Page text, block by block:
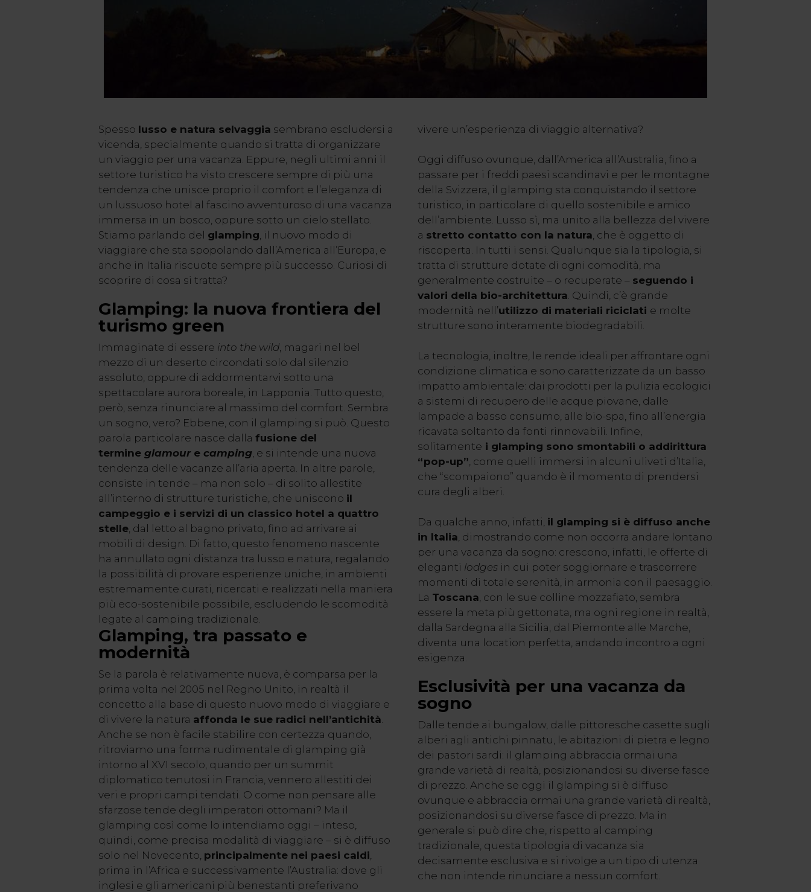
Spesso lusso e natura selvaggia sembrano escludersi a
vicenda, specialmente quando si tratta di organizzare
un viaggio per una vacanza. Eppure, negli ultimi anni il
settore turistico ha visto crescere sempre di più una
tendenza che unisce proprio il comfort e l’eleganza di
un lussuoso hotel al fascino avventuroso di una vacanza
immersa in un bosco, oppure sotto un cielo stellato.
Stiamo parlando del glamping , il nuovo modo di
viaggiare che sta spopolando dall’America all’Europa, e
anche in Italia riscuote sempre più successo. Curiosi di
scoprire di cosa si tratta?
Glamping: la nuova frontiera del
turismo green
Immaginate di essere into the wild, magari nel bel
mezzo di un deserto circondati solo dal silenzio
assoluto, oppure di addormentarvi sotto una
spettacolare aurora boreale, in Lapponia. Tutto questo,
però, senza rinunciare al massimo del comfort. Sembra
un sogno, vero? Ebbene, con il glamping si può. Questo
parola particolare nasce dalla fusione del
termine glamoure camping, e si intende una nuova
tendenza delle vacanze all’aria aperta. In altre parole,
consiste in tende – ma non solo – di solito allestite
all’interno di strutture turistiche, che uniscono il
campeggio e i servizi di un classico hotel a quattro
stelle, dal letto al bagno privato, fino ad arrivare ai
mobili di design. Di fatto, questo fenomeno nascente
ha annullato ogni distanza tra lusso e natura, regalando
la possibilità di provare esperienze uniche, in ambienti
estremamente curati, ricercati e realizzati nella maniera
più eco-sostenibile possibile, escludendo le scomodità
legate al camping tradizionale.
Glamping, tra passato e
modernità
Se la parola è relativamente nuova, è comparsa per la
prima volta nel 2005 nel Regno Unito, in realtà il
concetto alla base di questo nuovo modo di viaggiare e
di vivere la natura affonda le sue radici nell’antichità
Anche se non è facile stabilire con certezza quando,
ritroviamo una forma rudimentale di glamping già
intorno al XVI secolo, quando per un summit
diplomatico tenutosi in Francia, vennero allestiti dei
veri e propri campi tendati. O come non pensare alle
sfarzose tende degli imperatori ottomani? Ma il
glamping così come lo intendiamo oggi – inteso,
quindi, come precisa modalità di viaggiare – si è diffuso
solo nel Novecento, principalmente nei paesi caldi
prima in l’Africa e successivamente l’Australia: dove gli
inglesi e gli americani più benestanti preferivano
vivere un’esperienza di viaggio alternativa?
Oggi diffuso ovunque, dall’America all’Australia, fino a
passare per i freddi paesi scandinavi e per le montagne
della Svizzera, il glamping sta conquistando il settore
turistico, in particolare di quello sostenibile e amico
dell’ambiente. Lusso sì, ma unito alla bellezza del vivere
a stretto contatto con la natura , che è oggetto di
riscoperta. In tutti i sensi. Qualunque sia la tipologia, si
tratta di strutture dotate di ogni comodità, ma
generalmente costruite – o recuperate – seguendo i
valori della bio-architettura . Quindi, c’è grande
modernità nell’utilizzo di materiali riciclati e molte
strutture sono interamente biodegradabili.
La tecnologia, inoltre, le rende ideali per affrontare ogni
condizione climatica e sono caratterizzate da un basso
impatto ambientale: dai prodotti per la pulizia ecologici
a sistemi di recupero delle acque piovane, dalle
lampade a basso consumo, alle bio-spa, fino all’energia
ricavata soltanto da fonti rinnovabili. Infine,
solitamente i glamping sono smontabili o addirittura
“pop-up” , come quelli immersi in alcuni uliveti d’Italia,
che “scompaiono” quando è il momento di prendersi
cura degli alberi.
Da qualche anno, infatti, il glamping si è diffuso anche
in Italia , dimostrando come non occorra andare lontano
per una vacanza da sogno: crescono, infatti, le offerte di
eleganti lodges in cui poter soggiornare e trascorrere
momenti di totale serenità, in armonia con il paesaggio.
La Toscana , con le sue colline mozzafiato, sembra
essere la meta più gettonata, ma ogni regione in realtà,
dalla Sardegna alla Sicilia, dal Piemonte alle Marche,
diventa una location perfetta, andando incontro a ogni
esigenza.
Esclusività per una vacanza da
sogno
Dalle tende ai bungalow, dalle pittoresche casette sugli
alberi agli antichi pinnatu, le abitazioni di pietra e legno
dei pastori sardi: il glamping abbraccia ormai una
grande varietà di realtà, posizionandosi su diverse fasce
di prezzo. Anche se oggi il glamping si è diffuso
ovunque e abbraccia ormai una grande varietà di realtà,
posizionandosi su diverse fasce di prezzo. Ma in
generale si può dire che, rispetto al camping
tradizionale, questa tipologia di vacanza sia
decisamente esclusiva e si rivolge a un tipo di utenza
che non intende rinunciare a nessun comfort.